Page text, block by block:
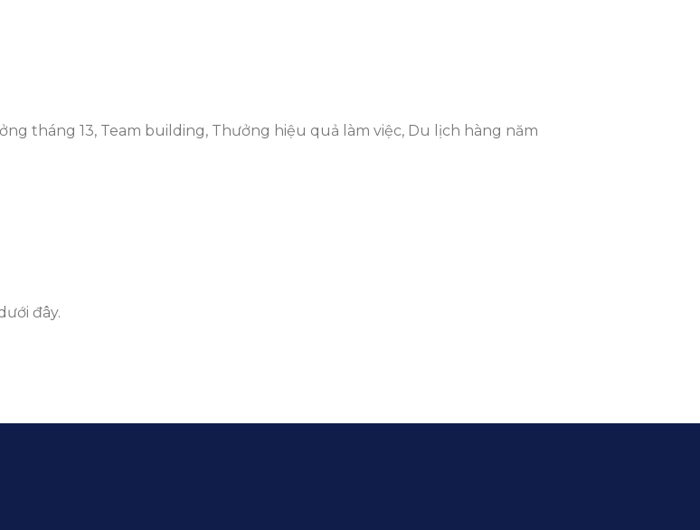
tháng 13, Team building, Thưởng hiệu quả làm việc, Du lịch hàng năm
đây.